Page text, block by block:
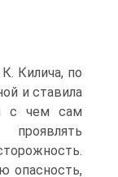
Килича, по
и ставила
с чем сам
опасность,